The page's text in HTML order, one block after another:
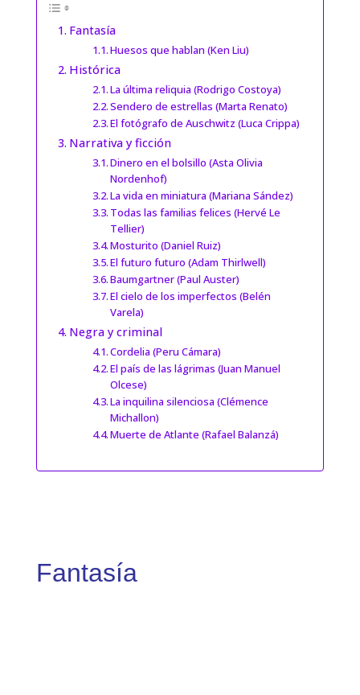
Fantasía
Huesos que hablan (Ken Liu)
Histórica
La última reliquia (Rodrigo Costoya)
Sendero de estrellas (Marta Renato)
El fotógrafo de Auschwitz (Luca Crippa)
Narrativa y ficción
Dinero en el bolsillo (Asta Olivia
Nordenhof)
La vida en miniatura (Mariana Sández)
Todas las familias felices (Hervé Le
Tellier)
Mosturito (Daniel Ruiz)
El futuro futuro (Adam Thirlwell)
Baumgartner (Paul Auster)
El cielo de los imperfectos (Belén
Varela)
Negra y criminal
Cordelia (Peru Cámara)
El país de las lágrimas (Juan Manuel
Olcese)
La inquilina silenciosa (Clémence
Michallon)
Muerte de Atlante (Rafael Balanzá)
Fantasía